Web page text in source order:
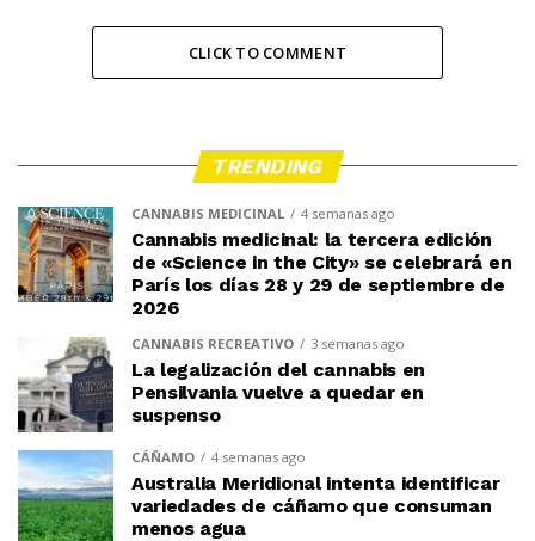
CLICK TO COMMENT
TRENDING
CANNABIS MEDICINAL 4 semanas ago
Cannabis medicinal: la tercera edición
de «Science in the City» se celebrará en
París los días 28 y 29 de septiembre de
2026
CANNABIS RECREATIVO 3 semanas ago
La legalización del cannabis en
Pensilvania vuelve a quedar en
suspenso
CÁÑAMO 4 semanas ago
Australia Meridional intenta identificar
variedades de cáñamo que consuman
menos agua